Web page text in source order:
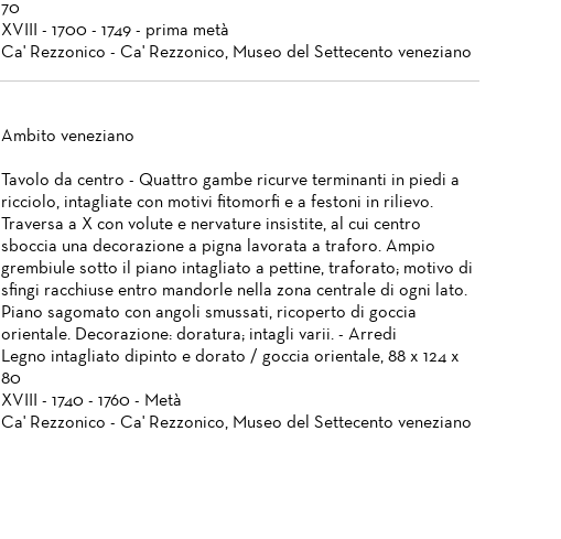
70
XVIII - 1700 - 1749 - prima metà
Ca' Rezzonico - Ca' Rezzonico, Museo del Settecento veneziano
Ambito veneziano
Tavolo da centro - Quattro gambe ricurve terminanti in piedi a
ricciolo, intagliate con motivi fitomorfi e a festoni in rilievo.
Traversa a X con volute e nervature insistite, al cui centro
sboccia una decorazione a pigna lavorata a traforo. Ampio
grembiule sotto il piano intagliato a pettine, traforato; motivo di
sfingi racchiuse entro mandorle nella zona centrale di ogni lato.
Piano sagomato con angoli smussati, ricoperto di goccia
orientale. Decorazione: doratura; intagli varii. - Arredi
Legno intagliato dipinto e dorato / goccia orientale, 88 x 124 x
80
XVIII - 1740 - 1760 - Metà
Ca' Rezzonico - Ca' Rezzonico, Museo del Settecento veneziano